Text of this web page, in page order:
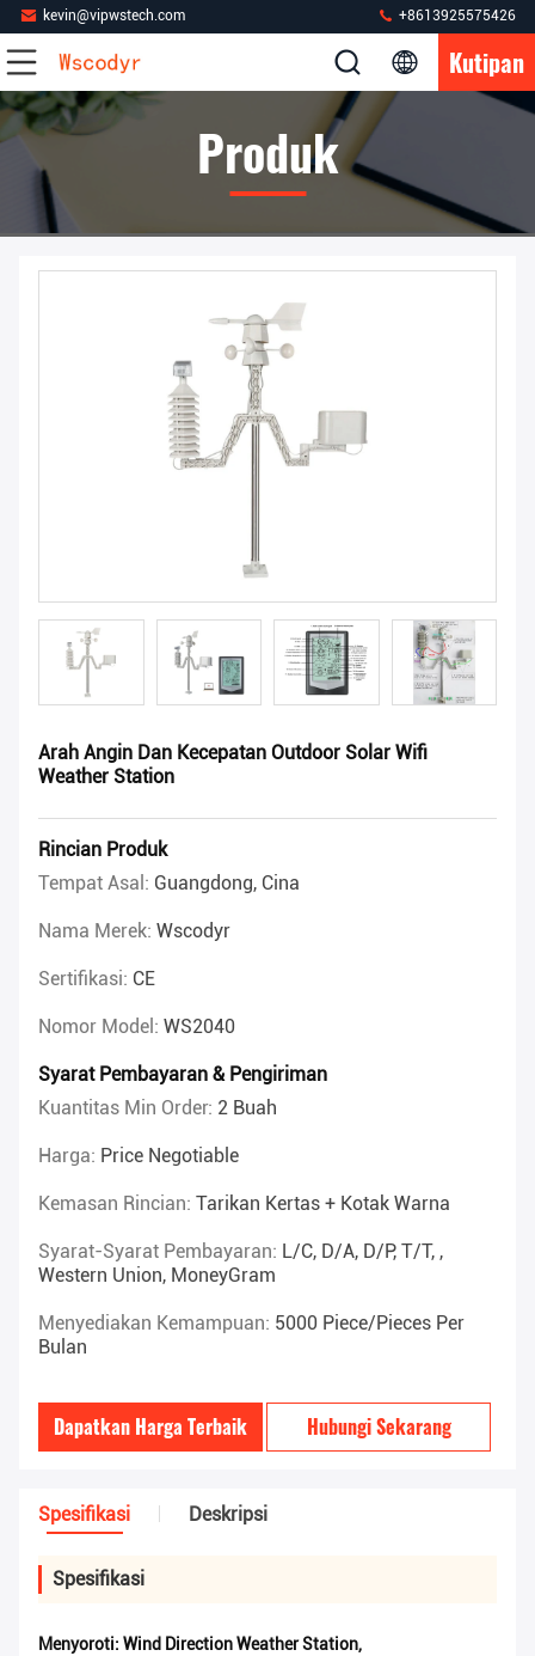
kevin@vipwstech.com +8613925575426
Kutipan
Produk
Arah Angin Dan Kecepatan Outdoor Solar Wifi
Weather Station
Rincian Produk
Tempat Asal: Guangdong, Cina
Nama Merek: Wscodyr
Sertifikasi: CE
Nomor Model: WS2040
Syarat Pembayaran & Pengiriman
Kuantitas Min Order: 2 Buah
Harga: Price Negotiable
Kemasan Rincian: Tarikan Kertas + Kotak Warna
Syarat-Syarat Pembayaran: L/C, D/A, D/P, T/T, ,
Western Union, MoneyGram
Menyediakan Kemampuan: 5000 Piece/Pieces Per
Bulan
Dapatkan Harga Terbaik Hubungi Sekarang
Spesifikasi Deskripsi
Spesifikasi
Menyoroti: Wind Direction Weather Station,